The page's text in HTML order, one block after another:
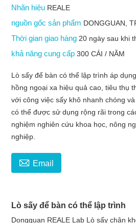
Nhãn hiệu REALE
nguồn gốc sản phẩm DONGGUAN,
Thời gian giao hàng 20 ngày sau khi
khả năng cung cấp300 CÁI / NĂM
Lò sấy để bàn có thể lập trình áp
hồng ngoại xa hiệu quả cao, tiêu thụ
với công việc sấy khô nhanh chóng
có thể được sử dụng rộng rãi trong
nghiệm nghiên cứu khoa học, nông
nghiệp.
 Email
Lò sấy để bàn có thể lập trình
Dongguan REALE Lab Lò sấy chân